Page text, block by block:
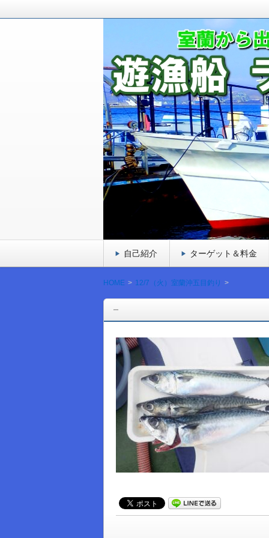
室蘭 遊漁船 ラブ
室蘭から出港している釣り船です！
ゲットとし、お客様に満足頂ける遊
自己紹介 ターゲット＆料金
HOME 12/7（火）室蘭沖五目釣り